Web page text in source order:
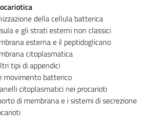
della cellula batterica
e gli strati esterni non classici
esterna e il peptidoglicano
citoplasmatica
tipi di appendici
movimento batterico
citoplasmatici nei procarioti
di membrana e i sistemi di secrezione